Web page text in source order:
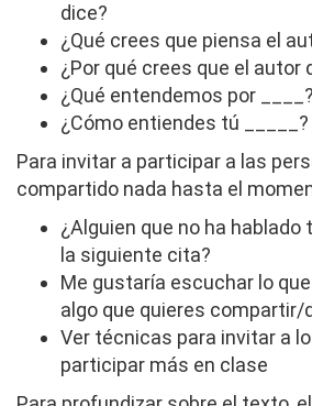
dice?
¿Qué crees que piensa el
¿Por qué crees que el autor
¿Qué entendemos por ____?
¿Cómo entiendes tú _____?
Para invitar a participar a las
compartido nada hasta el
¿Alguien que no ha hablado
la siguiente cita?
Me gustaría escuchar lo
algo que quieres
Ver técnicas para invitar a
participar más en clase